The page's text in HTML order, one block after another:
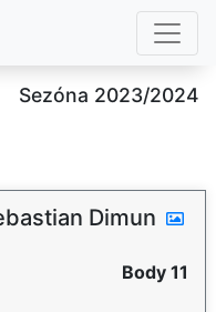
Sezóna 2023/2024
Dimun
Body 11